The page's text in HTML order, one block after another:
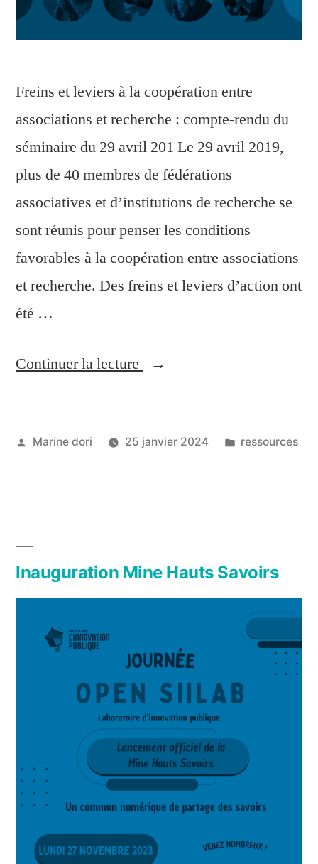
Freins et leviers à la coopération entre
associations et recherche : compte-rendu du
séminaire du 29 avril 201 Le 29 avril 2019,
plus de 40 membres de fédérations
associatives et d’institutions de recherche se
sont réunis pour penser les conditions
favorables à la coopération entre associations
et recherche. Des freins et leviers d’action ont
été …
Continuer la lecture
Marine dori 25 janvier 2024 ressources
Inauguration Mine Hauts Savoirs